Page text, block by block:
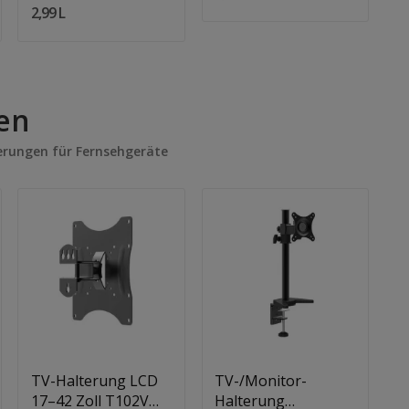
2,99 L
für Fernsehgeräte
Quantity:
In Den Warenkorb
TV-Halterung LCD
17–42 Zoll T102V
Quantity:
In Den Warenkorb
TV-/Monitor-
Halterung